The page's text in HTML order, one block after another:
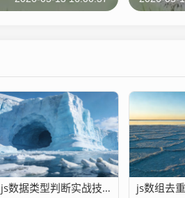
js数据类型判断实战技巧